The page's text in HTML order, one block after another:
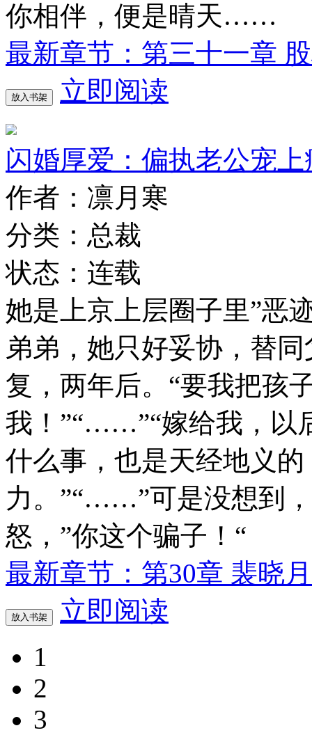
你相伴，便是晴天……
最新章节：第三十一章
放入书架 立即阅读
闪婚厚爱：偏执老公宠上
作者：凛月寒
分类：总裁
状态：连载
她是上京上层圈子里”恶
弟弟，她只好妥协，替
复，两年后。“要我把孩
我！”“……”“嫁给我，以
什么事，也是天经地义
力。”“……”可是没想到
怒，”你这个骗子！“
最新章节：第30章 裴晓
放入书架
立即阅读
1
2
3